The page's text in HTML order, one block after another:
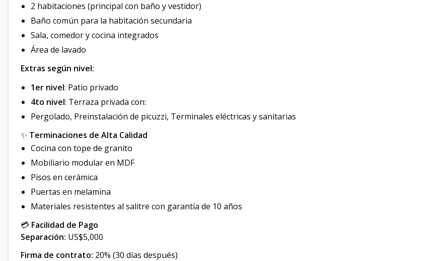
2 habitaciones (principal con baño y vestidor)
Baño común para la habitación secundaria
Sala, comedor y cocina integrados
Área de lavado
Extras según nivel:
1er nivel: Patio privado
4to nivel: Terraza privada con:
Pergolado, Preinstalación de picuzzi, Terminales eléctricas y sanitarias
✨ Terminaciones de Alta Calidad
Cocina con tope de granito
Mobiliario modular en MDF
Pisos en cerámica
Puertas en melamina
Materiales resistentes al salitre con garantía de 10 años
💳 Facilidad de Pago
Separación: US$5,000
Firma de contrato: 20% (30 días después)